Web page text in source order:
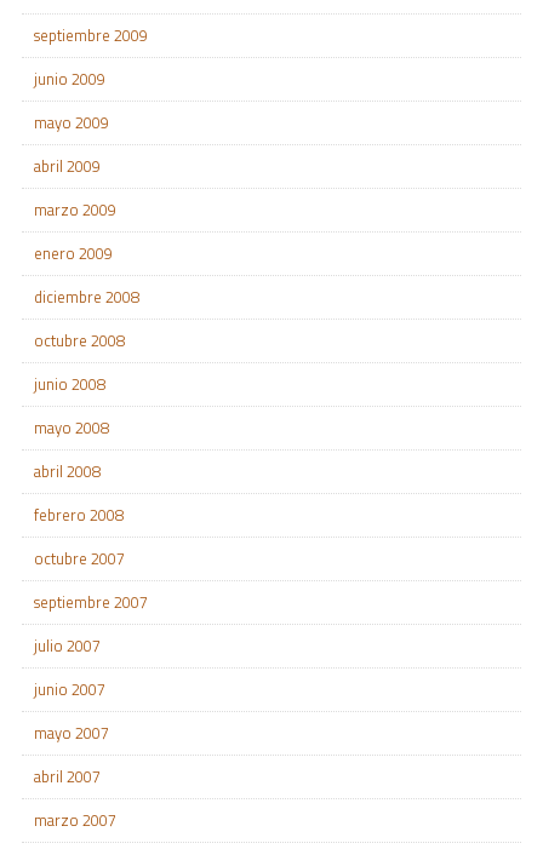
septiembre 2009
junio 2009
mayo 2009
abril 2009
marzo 2009
enero 2009
diciembre 2008
octubre 2008
junio 2008
mayo 2008
abril 2008
febrero 2008
octubre 2007
septiembre 2007
julio 2007
junio 2007
mayo 2007
abril 2007
marzo 2007